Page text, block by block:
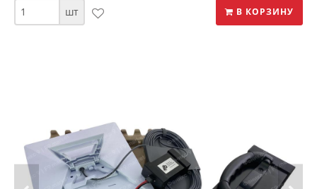
шт В КОРЗИНУ